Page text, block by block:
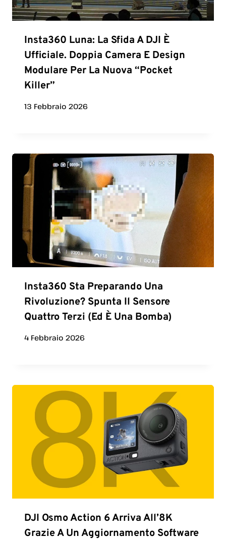
Insta360 Luna: La Sfida A DJI È
Ufficiale. Doppia Camera E Design
Modulare Per La Nuova “Pocket
Killer”
13 Febbraio 2026
Insta360 Sta Preparando Una
Rivoluzione? Spunta Il Sensore
Quattro Terzi (ed È Una Bomba)
4 Febbraio 2026
DJI Osmo Action 6 Arriva All’8K
Grazie A Un Aggiornamento Software